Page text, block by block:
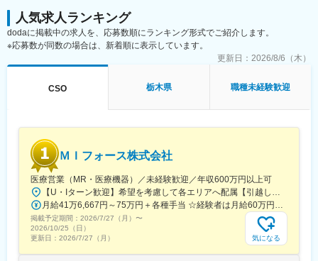
（2）東北：青森・秋田・岩手・山形・宮城・福島
（3）関東：東京・神奈川・千葉・埼玉・茨城・栃木・群馬
（4）甲信越：新潟・長野・山梨
（5）東海：愛知・岐阜・三重・静岡
（8）中国：岡山・広島・山口・島根・鳥取
（10）九州：福岡・大分・宮崎・鹿児島・熊本・佐賀・長崎・沖
変更の範囲：会社の定める業務
いのある仕事です
＼＼求人のポイント／／
◎未経験から医療業界へ｜大手製薬会社のプロジェクトで働ける
◎3ヶ月研修＋OJTでゼロから育成｜専門性の高いキャリア形成
◎異業種出身者（営業、接客、旅行・ホテル、介護、公務員、教
■入社後の流れ
▽約3ヶ月の研修（医療知識・業務理解）
▽現場配属（4ヶ月目～）※マネージャーなど周囲のサポートを受
けながら実務習得
▽キャリア形成（MR経験者スペシャリスト・管理職や本社管理職
へのキャリアアップ＆キャリアチェンジの可能性アリ）
■充実した研修制度
・入社後3ヶ月は研修に専念（基礎から習得）
・全員未経験入社！同期とスタートできる環境
人気求人ランキング
dodaに掲載中の求人を、応募数順にランキング形式でご紹介します。
※応募数が同数の場合は、新着順に表示しています。
更新日： 2026/8/6（木）
CSO 栃木県 職種未経験歓迎
ＭＩフォース株式会社
医療営業（MR・医療機器）／未経験歓迎／年収600万円以上可
【U・Iターン歓迎】希望を考慮して各エリアへ配属【引越し代は会社全額負担】■本社 東京都中央区築地1-13-1 銀座松竹スクエア9F■勤務エリア：（1）北海道：北海道（2）東北：青森・秋田・岩手・山形・宮城・福島（3）関東：東京・神奈川・千葉・埼玉・茨城・栃木・群馬（4）甲信越：新潟・長野・山梨（5）東海：愛知・岐阜・三重・静岡（6）北陸：富山・石川・福井（7）近畿：大阪・京都・滋賀・奈良・和歌山・兵庫（8）中国：岡山・広島・山口・島根・鳥取（9）四国：香川・徳島・高知・愛媛（10）九州：福岡・大分・宮崎・鹿児島・熊本・佐賀・長崎・沖縄※勤務地限定～全国転勤（規定あり）の選択可能※配属エリアは希望を考慮して決定いたします。希望範囲外への転勤はありません。※変更の範囲：会社の定める事業所（リモートワーク含む）
月給41万6,667円～75万円＋各種手当 ☆経験者は月給60万円以上！・・・・・・■未経験者：月給41万6,667円～＋各種手当※上記には固定残業代（7万9,114円～／30時間分）を含みます。※超過分は別途全額支給いたします。◎手当を含めれば初年度から年収600万円以上も可能！・・・・・・■経験者：月給60万円～75万円＋各種手当※上記には固定残業代（11万760円～／30時間分）を含みます。※超過分は別途全額支給いたします。＜年収例＞◎初年度年収は700万円以上！◎最大年収900万円以上も目指せる♪・・・・・・＼社員の年収例／ 800万円／36歳（入社3年） 860万円／42歳（入社4年） 920万円／45歳（入社6年） ※諸手当含む
掲載予定期間： 2026/7/27（月） 〜
2026/10/25（日）
更新日： 2026/7/27（月） 気になる